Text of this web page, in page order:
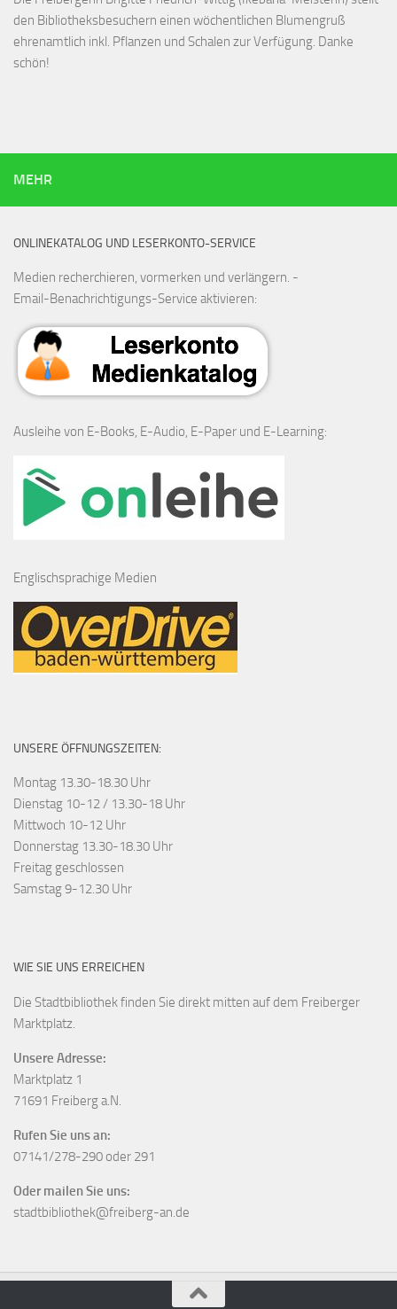
den Bibliotheksbesuchern einen wöchentlichen Blumengruß
ehrenamtlich inkl. Pflanzen und Schalen zur Verfügung. Danke
schön!
MEHR
ONLINEKATALOG UND LESERKONTO-SERVICE
Medien recherchieren, vormerken und verlängern. -
Email-Benachrichtigungs-Service aktivieren:
Ausleihe von E-Books, E-Audio, E-Paper und E-Learning:
Englischsprachige Medien
UNSERE ÖFFNUNGSZEITEN:
Montag 13.30-18.30 Uhr
Dienstag 10-12 / 13.30-18 Uhr
Mittwoch 10-12 Uhr
Donnerstag 13.30-18.30 Uhr
Freitag geschlossen
Samstag 9-12.30 Uhr
WIE SIE UNS ERREICHEN
Die Stadtbibliothek finden Sie direkt mitten auf dem Freiberger
Marktplatz.
Unsere Adresse:
Marktplatz 1
71691 Freiberg a.N.
Rufen Sie uns an:
07141/278-290 oder 291
Oder mailen Sie uns:
stadtbibliothek@freiberg-an.de